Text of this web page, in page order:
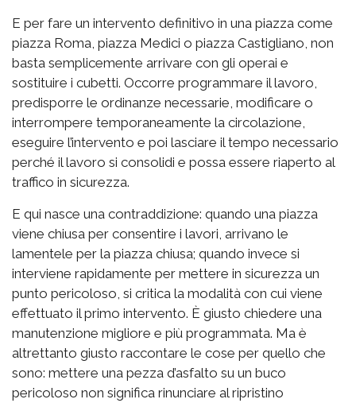
E per fare un intervento definitivo in una piazza come
piazza Roma, piazza Medici o piazza Castigliano, non
basta semplicemente arrivare con gli operai e
sostituire i cubetti. Occorre programmare il lavoro,
predisporre le ordinanze necessarie, modificare o
interrompere temporaneamente la circolazione,
eseguire l’intervento e poi lasciare il tempo necessario
perché il lavoro si consolidi e possa essere riaperto al
traffico in sicurezza.
E qui nasce una contraddizione: quando una piazza
viene chiusa per consentire i lavori, arrivano le
lamentele per la piazza chiusa; quando invece si
interviene rapidamente per mettere in sicurezza un
punto pericoloso, si critica la modalità con cui viene
effettuato il primo intervento. È giusto chiedere una
manutenzione migliore e più programmata. Ma è
altrettanto giusto raccontare le cose per quello che
sono: mettere una pezza d’asfalto su un buco
pericoloso non significa rinunciare al ripristino